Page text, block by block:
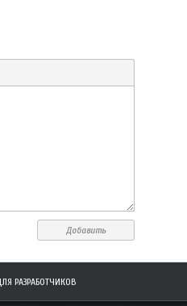
Добавить
РАЗРАБОТЧИКОВ